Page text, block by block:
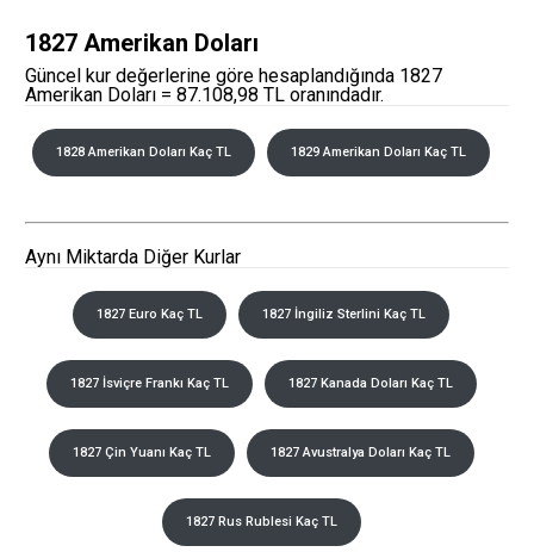
1827 Amerikan Doları
Güncel kur değerlerine göre hesaplandığında 1827
Amerikan Doları = 87.108,98 TL oranındadır.
1828 Amerikan Doları Kaç TL 1829 Amerikan Doları Kaç TL
Aynı Miktarda Diğer Kurlar
1827 Euro Kaç TL 1827 İngiliz Sterlini Kaç TL
1827 İsviçre Frankı Kaç TL 1827 Kanada Doları Kaç TL
1827 Çin Yuanı Kaç TL 1827 Avustralya Doları Kaç TL
1827 Rus Rublesi Kaç TL